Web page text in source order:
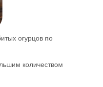
огурцов по
количеством